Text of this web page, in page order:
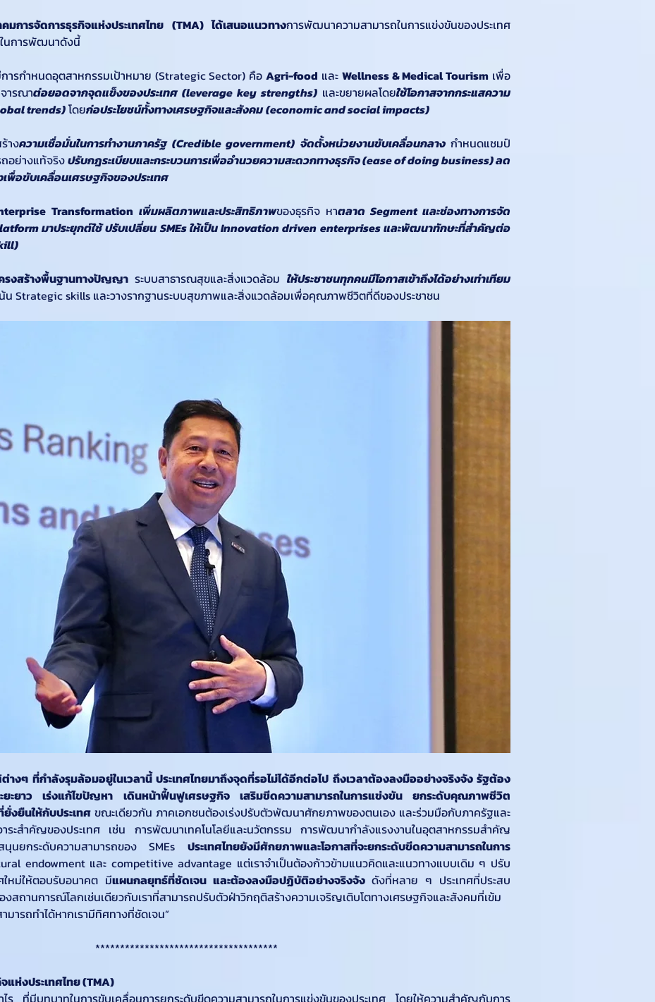
การจัดการธุรกิจแห่งประเทศไทย (TMA) ได้เสนอแนวทางการพัฒนาความสามารถในการแข่งขันของประเทศ
นการพัฒนาดังนี้
ารกำหนดอุตสาหกรรมเป้าหมาย (Strategic Sector) คือ Agri-food และ Wellness & Medical Tourism เพื่อ
ารณาต่อยอดจากจุดแข็งของประเทศ (leverage key strengths) และขยายผลโดยใช้โอกาสจากกระแสความ
trends) โดยก่อประโยชน์ทั้งทางเศรษฐกิจและสังคม(economic and social impacts)
างความเชื่อมั่นในการทำงานภาครัฐ (Credible government) จัดตั้งหน่วยงานขับเคลื่อนกลาง กำหนดแชมป์
อย่างแท้จริง ปรับกฎระเบียบและกระบวนการเพื่ออำนวยความสะดวกทางธุรกิจ (ease of doing business) ลด
พื่อขับเคลื่อนเศรษฐกิจของประเทศ
Transformation เพิ่มผลิตภาพและประสิทธิภาพของธุรกิจ หาตลาด Segment และช่องทางการจัด
มาประยุกต์ใช้ ปรับเปลี่ยน SMEs ให้เป็น Innovation driven enterprises และพัฒนาทักษะที่สำคัญต่อ
งสร้างพื้นฐานทางปัญญา ระบบสาธารณสุขและสิ่งแวดล้อม ให้ประชาชนทุกคนมีโอกาสเข้าถึงได้อย่างเท่าเทียม
น Strategic skills และวางรากฐานระบบสุขภาพและสิ่งแวดล้อมเพื่อคุณภาพชีวิตที่ดีของประชาชน
างๆ ที่กำลังรุมล้อมอยู่ในเวลานี้ ประเทศไทยมาถึงจุดที่รอไม่ได้อีกต่อไป ถึงเวลาต้องลงมืออย่างจริงจัง รัฐต้อง
ะยาว เร่งแก้ไขปัญหา เดินหน้าฟื้นฟูเศรษฐกิจ เสริมขีดความสามารถในการแข่งขัน ยกระดับคุณภาพชีวิต
ยั่งยืนให้กับประเทศ ขณะเดียวกัน ภาคเอกชนต้องเร่งปรับตัวพัฒนาศักยภาพของตนเอง และร่วมมือกับภาครัฐและ
าระสำคัญของประเทศ เช่น การพัฒนาเทคโนโลยีและนวัตกรรม การพัฒนากำลังแรงงานในอุตสาหกรรมสำคัญ
นยกระดับความสามารถของ SMEs ประเทศไทยยังมีศักยภาพและโอกาสที่จะยกระดับขีดความสามารถในการ
endowment และ competitive advantage แต่เราจำเป็นต้องก้าวข้ามแนวคิดและแนวทางแบบเดิม ๆ ปรับ
หม่ให้ตอบรับอนาคต มีแผนกลยุทธ์ที่ชัดเจน และต้องลงมือปฏิบัติอย่างจริงจัง ดังที่หลาย ๆ ประเทศที่ประสบ
สถานการณ์โลกเช่นเดียวกับเราที่สามารถปรับตัวฝ่าวิกฤติสร้างความเจริญเติบโตทางเศรษฐกิจและสังคมที่เข้ม
มารถทำได้หากเรามีทิศทางที่ชัดเจน”
*************************************
ห่งประเทศไทย (TMA)
ร ที่มีบทบาทในการขับเคลื่อนการยกระดับขีดความสามารถในการแข่งขันของประเทศ โดยให้ความสำคัญกับการ